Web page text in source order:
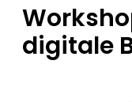
digitale